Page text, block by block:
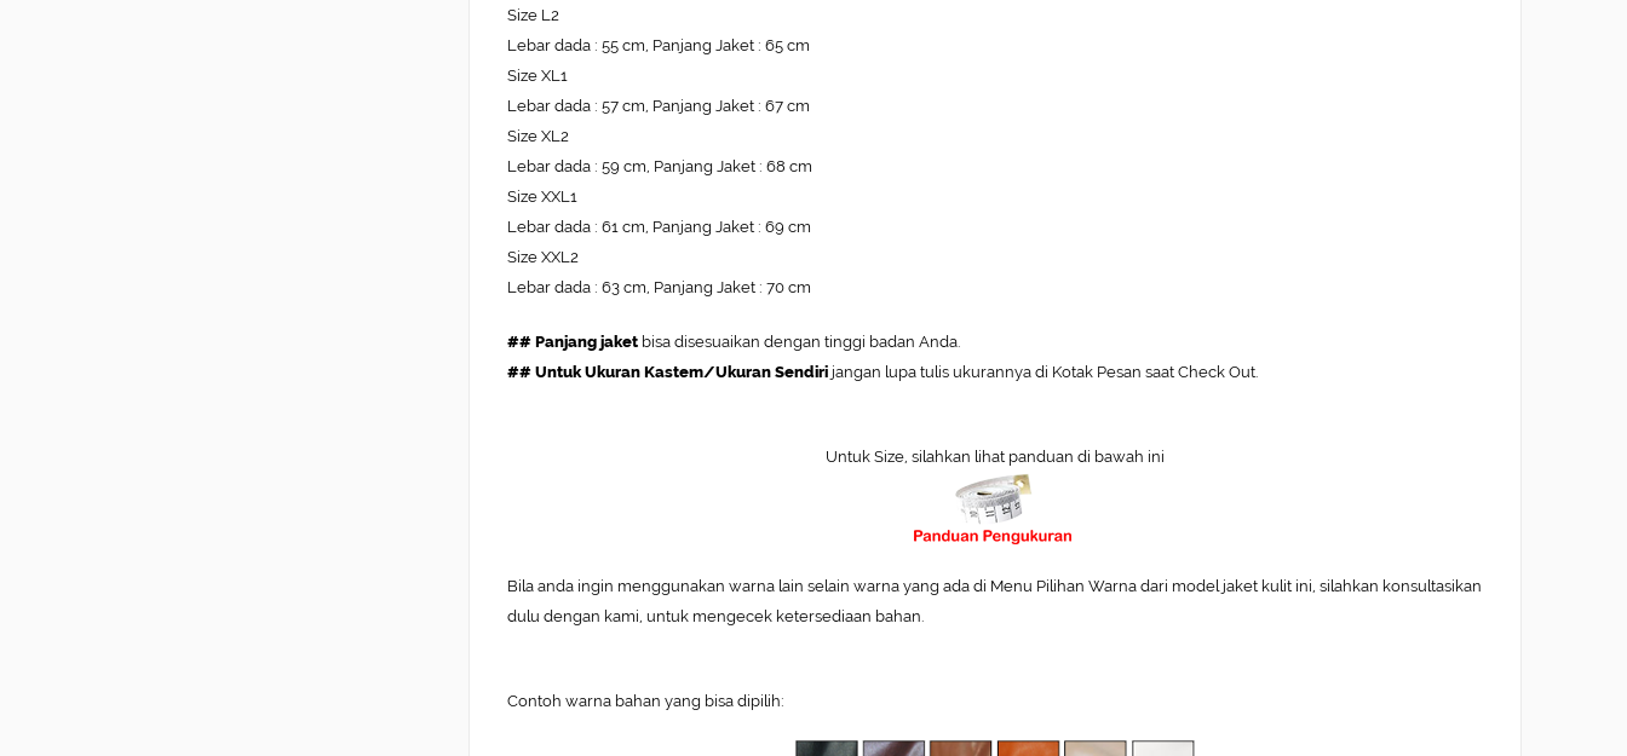
Size L2
Lebar dada : 55 cm, Panjang Jaket : 65 cm
Size XL1
Lebar dada : 57 cm, Panjang Jaket : 67 cm
Size XL2
Lebar dada : 59 cm, Panjang Jaket : 68 cm
Size XXL1
Lebar dada : 61 cm, Panjang Jaket : 69 cm
Size XXL2
Lebar dada : 63 cm, Panjang Jaket : 70 cm
## Panjang jaket bisa disesuaikan dengan tinggi badan Anda.
## Untuk Ukuran Kastem/Ukuran Sendiri jangan lupa tulis ukurannya di Kotak Pesan saat Check Out.
Untuk Size, silahkan lihat panduan di bawah ini
Bila anda ingin menggunakan warna lain selain warna yang ada di Menu Pilihan Warna dari model jaket kulit ini, silahkan konsultasikan
dulu dengan kami, untuk mengecek ketersediaan bahan.
Contoh warna bahan yang bisa dipilih: